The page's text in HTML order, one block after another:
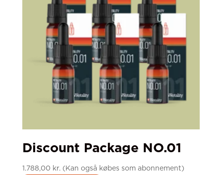
Discount Package NO.01
1.788,00 kr.(Kan også købes som abonnement)